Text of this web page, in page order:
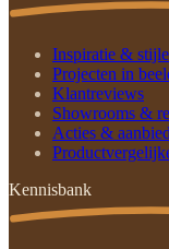
Inspiratie &
Projecten in
Klantreviews
Showrooms &
Acties &
Kennisbank